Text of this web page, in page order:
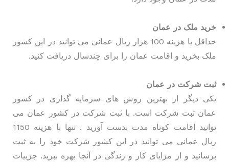
خرید ملک در عمان
حداقل با هزینه 100 هزار ریال عمانی می توانید در این کشور
ملک بخرید و اقامت عمان را برای چندسال دریافت کنید.
ثبت شرکت در عمان
یکی دیگر از بهترین روش های سرمایه گذاری در کشور
عمان ثبت شرکت است. با ثبت شرکت در کشور عمان می
توانید اقامت کوتاه مدت بدست آورید . تنها با هزینه 1150
ریال عمانی می توانید در این کشور شرکت خود را به ثبت
برسانید و از مزایای کار و زندگی در آنجا بهره ببرید. جزییات